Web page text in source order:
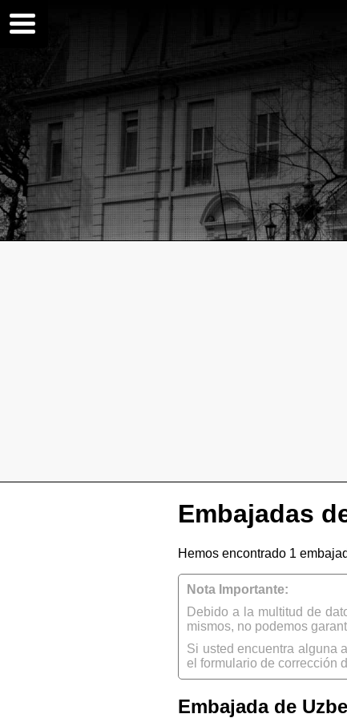
Embajadas
Hemos encontrado 1
Nota Importante:
Debido a la multitud de
mismos, no podemos
Si usted encuentra alguna
el formulario de corrección
Embajada de